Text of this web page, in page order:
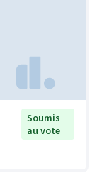
Soumis
au vote